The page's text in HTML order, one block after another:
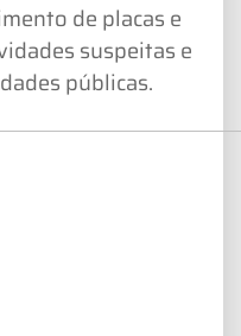
de placas e
suspeitas e
públicas.